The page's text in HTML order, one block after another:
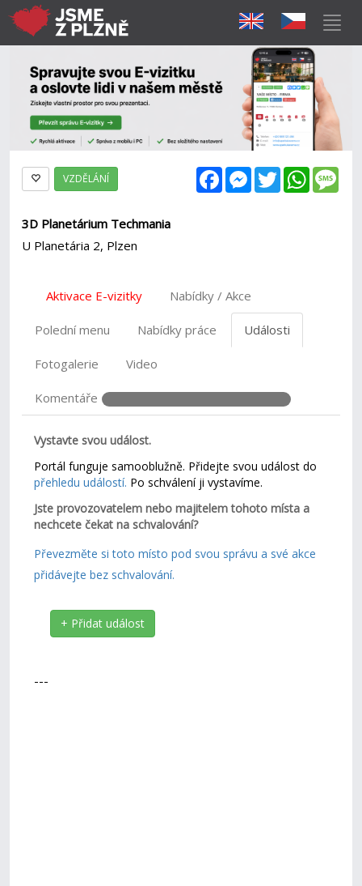
FacebookMessenger
Twitter
VZDĚLÁNÍ
3D Planetárium Techmania
U Planetária 2, Plzen
Aktivace E-vizitky Nabídky / Akce
Polední menu Nabídky práce Události
Fotogalerie Video
Komentáře
Vystavte svou událost.
Portál funguje samooblužně. Přidejte svou událost do
přehledu událostí. Po schválení ji vystavíme.
Jste provozovatelem nebo majitelem tohoto místa a
nechcete čekat na schvalování?
Převezměte si toto místo pod svou správu a své akce
přidávejte bez schvalování.
+ Přidat událost
---